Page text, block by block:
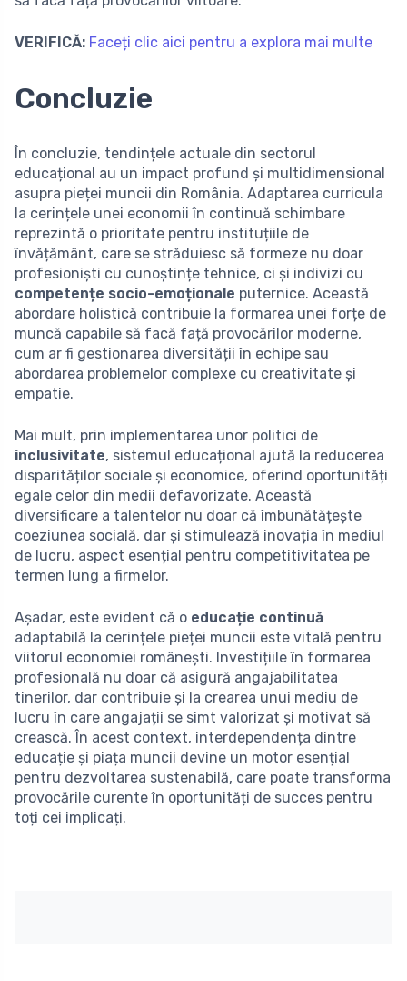
VERIFICĂ: Faceți clic aici pentru a explora mai multe
Concluzie
În concluzie, tendințele actuale din sectorul
educațional au un impact profund și multidimensional
asupra pieței muncii din România. Adaptarea curricula
la cerințele unei economii în continuă schimbare
reprezintă o prioritate pentru instituțiile de
învățământ, care se străduiesc să formeze nu doar
profesioniști cu cunoștințe tehnice, ci și indivizi cu
competențe socio-emoționale puternice. Această
abordare holistică contribuie la formarea unei forțe de
muncă capabile să facă față provocărilor moderne,
cum ar fi gestionarea diversității în echipe sau
abordarea problemelor complexe cu creativitate și
empatie.
Mai mult, prin implementarea unor politici de
inclusivitate, sistemul educațional ajută la reducerea
disparităților sociale și economice, oferind oportunități
egale celor din medii defavorizate. Această
diversificare a talentelor nu doar că îmbunătățește
coeziunea socială, dar și stimulează inovația în mediul
de lucru, aspect esențial pentru competitivitatea pe
termen lung a firmelor.
Așadar, este evident că o educație continuă
adaptabilă la cerințele pieței muncii este vitală pentru
viitorul economiei românești. Investițiile în formarea
profesională nu doar că asigură angajabilitatea
tinerilor, dar contribuie și la crearea unui mediu de
lucru în care angajații se simt valorizat și motivat să
crească. În acest context, interdependența dintre
educație și piața muncii devine un motor esențial
pentru dezvoltarea sustenabilă, care poate transforma
provocările curente în oportunități de succes pentru
toți cei implicați.